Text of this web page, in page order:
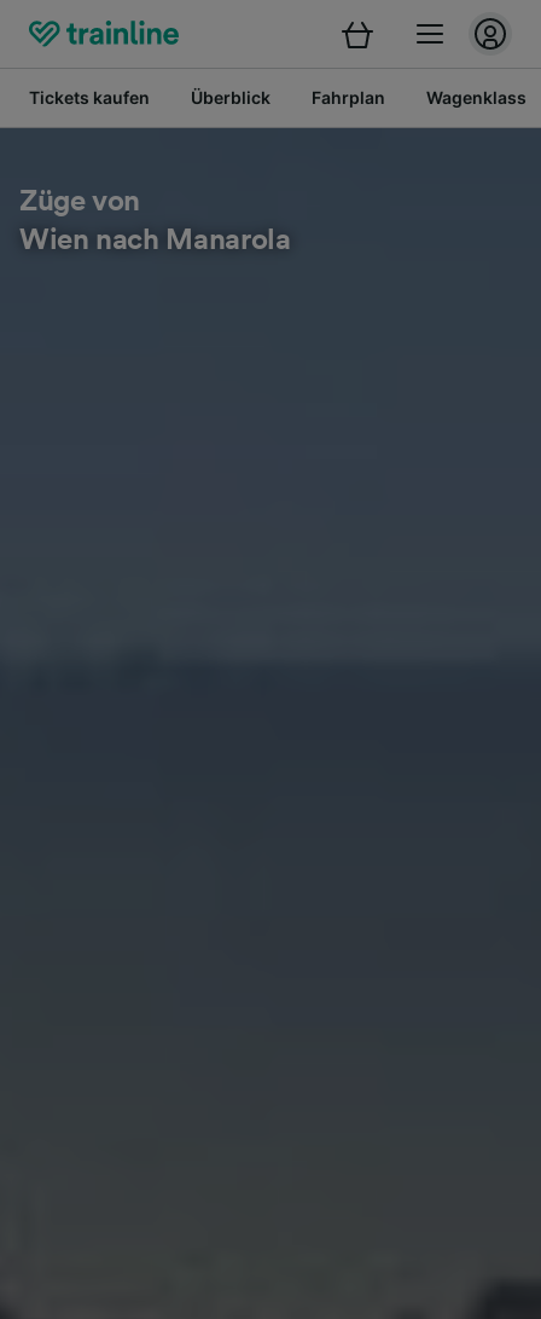
Tickets kaufen Überblick Fahrplan
Züge von
Wien nach Manarola